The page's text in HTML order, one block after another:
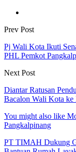
Prev Post
Pj Wali Kota Ikuti
PHL Pemkot
Next Post
Diantar Ratusan
Bacalon Wali Kota ke
You might also like
Pangkalpinang
PT TIMAH Dukung